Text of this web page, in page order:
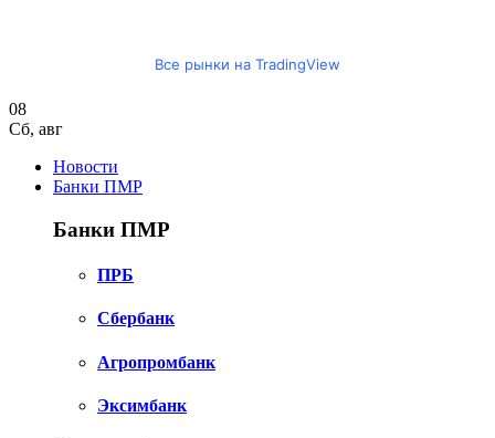
Все рынки на TradingView
08
Сб, авг
Новости
Банки ПМР
Банки ПМР
ПРБ
Сбербанк
Агропромбанк
Эксимбанк